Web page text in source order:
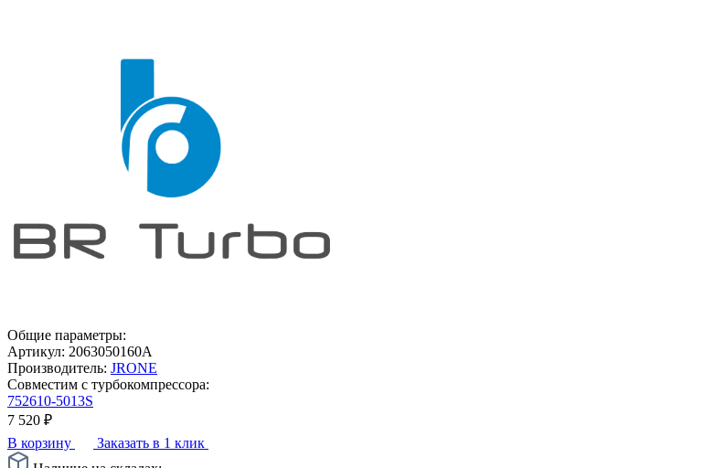
Общие параметры:
Артикул: 2063050160A
Производитель: JRONE
Совместим с турбокомпрессора:
752610-5013S
7 520 ₽
В корзину
Заказать в 1 клик